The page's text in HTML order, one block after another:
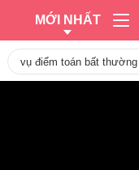
MỚI NHẤT
vụ điểm toán bất